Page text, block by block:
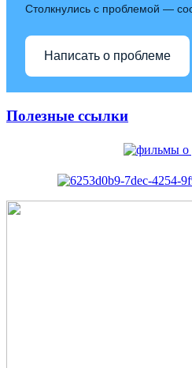
Столкнулись с проблемой —
Написать о проблеме
Полезные ссылки